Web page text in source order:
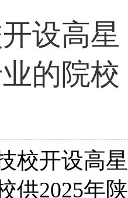
设高星
的院校
校开设高星
供2025年陕